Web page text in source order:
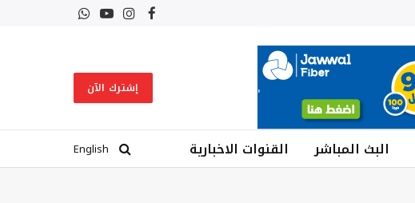
فيسبوكالانستغرام
يوتيوبواتساب
إشترك الآن
البث المباشر القنوات الاخبارية
English